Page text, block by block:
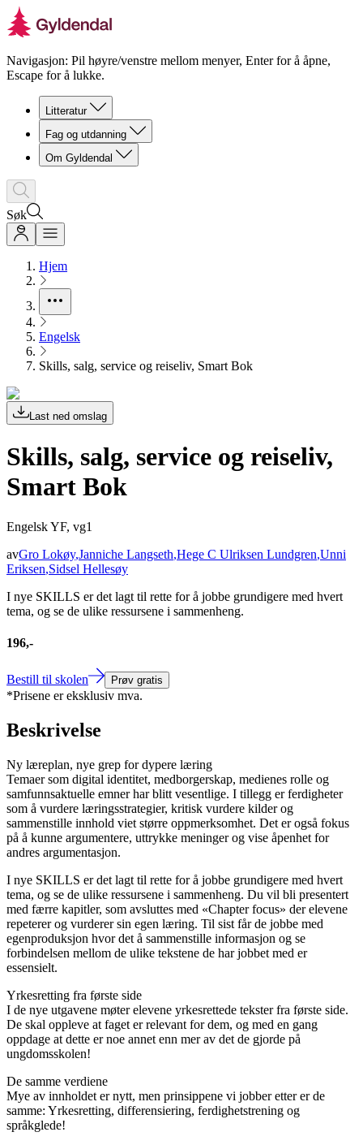
Navigasjon: Pil høyre/venstre mellom menyer, Enter for å åpne,
Escape for å lukke.
Litteratur
Fag og utdanning
Om Gyldendal
Søk
Hjem
Engelsk
Skills, salg, service og reiseliv, Smart Bok
Last ned omslag
Skills, salg, service og reiseliv,
Smart Bok
Engelsk YF, vg1
avGro Lokøy,Janniche Langseth,Hege C Ulriksen Lundgren,Unni
Eriksen,Sidsel Hellesøy
I nye SKILLS er det lagt til rette for å jobbe grundigere med hvert
tema, og se de ulike ressursene i sammenheng.
196,-
Bestill til skolen Prøv gratis
*Prisene er eksklusiv mva.
Beskrivelse
Ny læreplan, nye grep for dypere læring
Temaer som digital identitet, medborgerskap, medienes rolle og
samfunnsaktuelle emner har blitt vesentlige. I tillegg er ferdigheter
som å vurdere læringsstrategier, kritisk vurdere kilder og
sammenstille innhold viet større oppmerksomhet. Det er også fokus
på å kunne argumentere, uttrykke meninger og vise åpenhet for
andres argumentasjon.
I nye SKILLS er det lagt til rette for å jobbe grundigere med hvert
tema, og se de ulike ressursene i sammenheng. Du vil bli presentert
med færre kapitler, som avsluttes med «Chapter focus» der elevene
repeterer og vurderer sin egen læring. Til sist får de jobbe med
egenproduksjon hvor det å sammenstille informasjon og se
forbindelsen mellom de ulike tekstene de har jobbet med er
essensielt.
Yrkesretting fra første side
I de nye utgavene møter elevene yrkesrettede tekster fra første side.
De skal oppleve at faget er relevant for dem, og med en gang
oppdage at dette er noe annet enn mer av det de gjorde på
ungdomsskolen!
De samme verdiene
Mye av innholdet er nytt, men prinsippene vi jobber etter er de
samme: Yrkesretting, differensiering, ferdighetstrening og
språkglede!